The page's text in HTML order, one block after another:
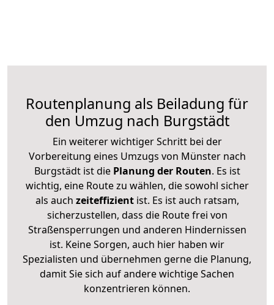
Routenplanung als Beiladung für
den Umzug nach Burgstädt
Ein weiterer wichtiger Schritt bei der
Vorbereitung eines Umzugs von Münster nach
Burgstädt ist diePlanung der Routen. Es ist
wichtig, eine Route zu wählen, die sowohl sicher
als auch zeiteffizientist. Es ist auch ratsam,
sicherzustellen, dass die Route frei von
Straßensperrungen und anderen Hindernissen
ist. Keine Sorgen, auch hier haben wir
Spezialisten und übernehmen gerne die Planung,
damit Sie sich auf andere wichtige Sachen
konzentrieren können.